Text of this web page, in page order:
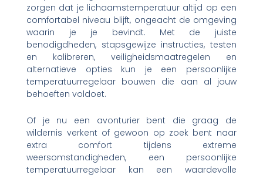
zorgen dat je lichaamstemperatuur altijd op een
comfortabel niveau blijft, ongeacht de omgeving
waarin je je bevindt. Met de juiste
benodigdheden, stapsgewijze instructies, testen
en kalibreren, veiligheidsmaatregelen en
alternatieve opties kun je een persoonlijke
temperatuurregelaar bouwen die aan al jouw
behoeften voldoet.
Of je nu een avonturier bent die graag de
wildernis verkent of gewoon op zoek bent naar
extra comfort tijdens extreme
weersomstandigheden, een persoonlijke
temperatuurregelaar kan een waardevolle